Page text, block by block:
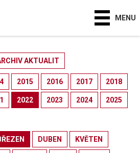
MENU
AKTUALIT
2015 2016 2017 2018
2022 2023 2024 2025
DUBEN KVĚTEN